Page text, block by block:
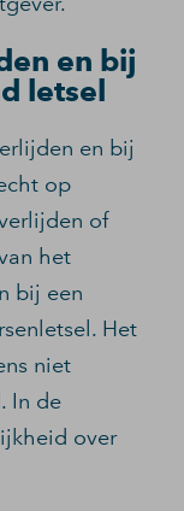
en bij
letsel
en bij
op
of
het
bij een
Het
niet
In de
over